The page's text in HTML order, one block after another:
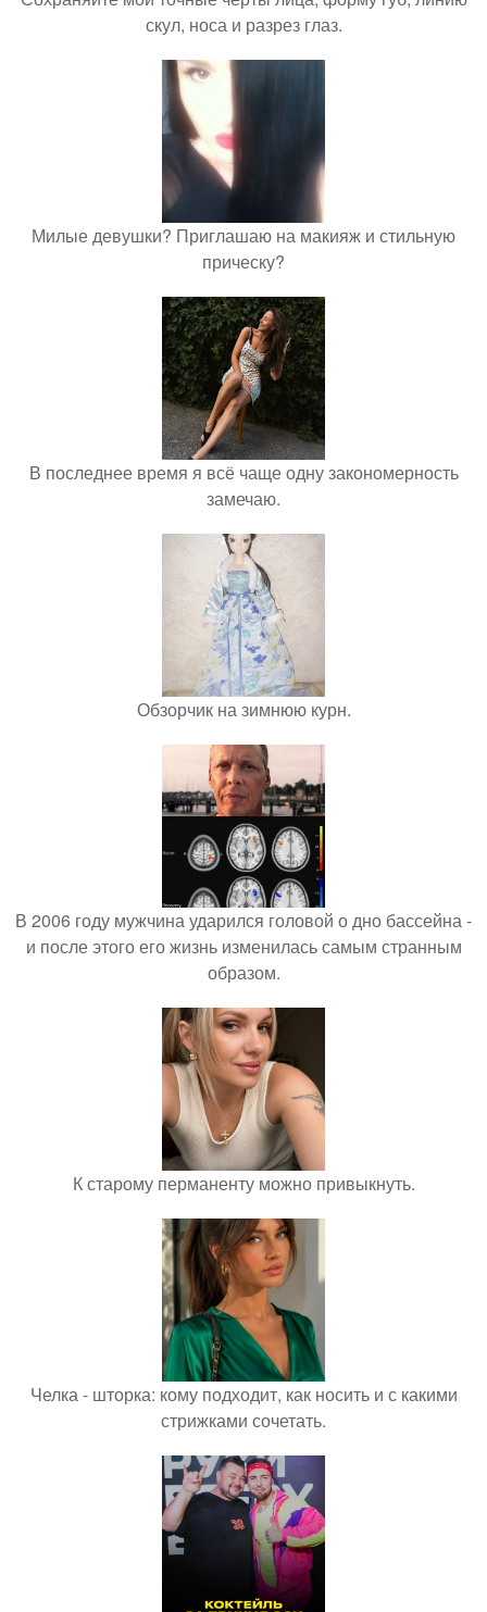
скул, носа и разрез глаз.
Милые девушки? Приглашаю на макияж и стильную
прическу?
В последнее время я всё чаще одну закономерность
замечаю.
Обзорчик на зимнюю курн.
В 2006 году мужчина ударился головой о дно бассейна -
и после этого его жизнь изменилась самым странным
образом.
К старому перманенту можно привыкнуть.
Челка - шторка: кому подходит, как носить и с какими
стрижками сочетать.